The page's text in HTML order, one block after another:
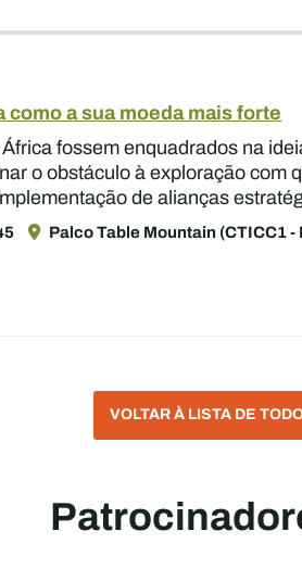
a sua moeda mais forte
fossem enquadrados na
o obstáculo à exploração
de alianças
Palco Table Mountain (CTICC1
VOLTAR À LISTA DE